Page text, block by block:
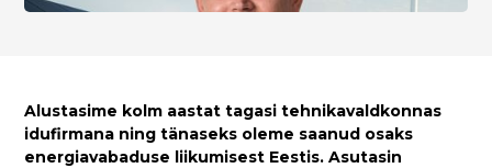
Alustasime kolm aastat tagasi tehnikavaldkonnas
idufirmana ning tänaseks oleme saanud osaks
energiavabaduse liikumisest Eestis. Asutasin